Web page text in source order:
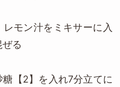
モン汁をミキサーに入
る
【2】を入れ7分立てに